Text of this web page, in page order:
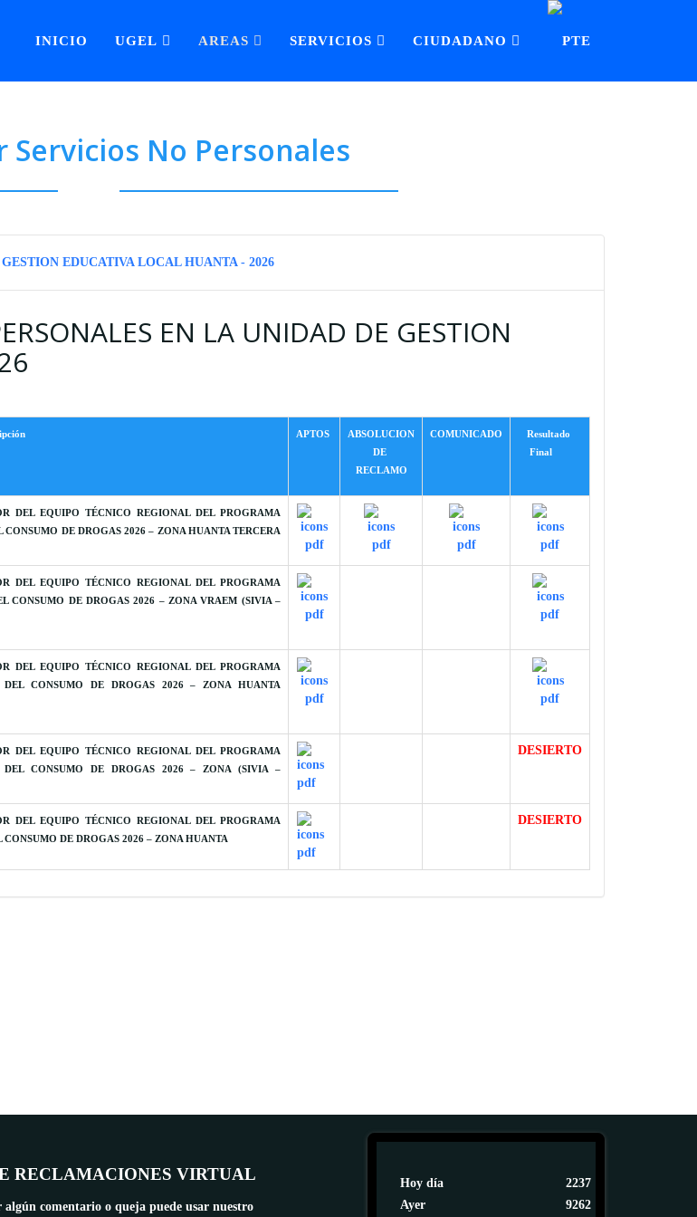
INICIO UGEL AREAS SERVICIOS CIUDADANO
Servicios No Personales
EDUCATIVA LOCAL HUANTA - 2026
EN LA UNIDAD DE GESTION
APTOS
ABSOLUCION
DE
RECLAMO
COMUNICADO
Resultado
Final
DEL EQUIPO TÉCNICO REGIONAL DEL PROGRAMA
DE DROGAS 2026 – ZONA HUANTA TERCERA
DEL EQUIPO TÉCNICO REGIONAL DEL PROGRAMA
CONSUMO DE DROGAS 2026 – ZONA VRAEM (SIVIA –
DEL EQUIPO TÉCNICO REGIONAL DEL PROGRAMA
DEL CONSUMO DE DROGAS 2026 – ZONA HUANTA
DEL EQUIPO TÉCNICO REGIONAL DEL PROGRAMA
DEL CONSUMO DE DROGAS 2026 – ZONA (SIVIA –
DESIERTO
DEL EQUIPO TÉCNICO REGIONAL DEL PROGRAMA
DE DROGAS 2026 – ZONA HUANTA
DESIERTO
RECLAMACIONES VIRTUAL
algún comentario o queja puede usar nuestro
Hoy día
Ayer
2237
9262